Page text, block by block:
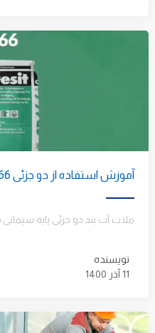
آموزش استفاده از دو جزئی CR166
نویسنده
11 آذر 1400